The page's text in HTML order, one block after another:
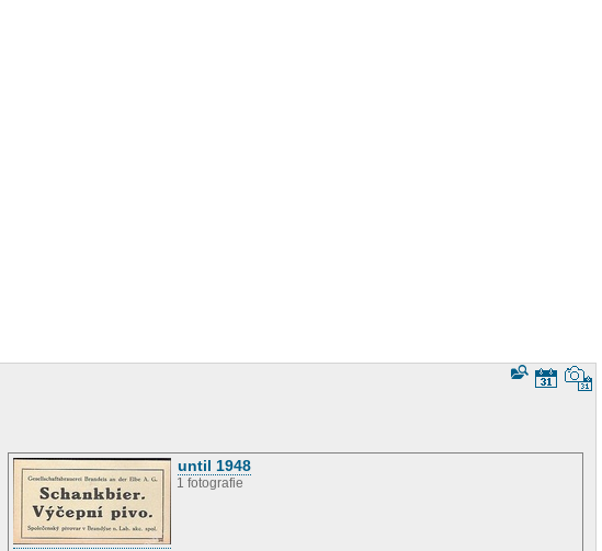
until 1948
1 fotografie